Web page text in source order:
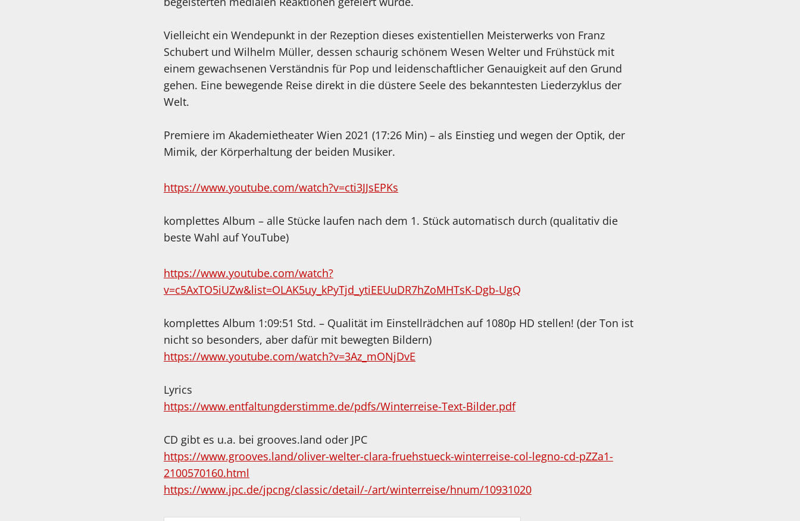
Vielleicht ein Wendepunkt in der Rezeption dieses existentiellen Meisterwerks von Franz
Schubert und Wilhelm Müller, dessen schaurig schönem Wesen Welter und Frühstück mit
einem gewachsenen Verständnis für Pop und leidenschaftlicher Genauigkeit auf den Grund
gehen. Eine bewegende Reise direkt in die düstere Seele des bekanntesten Liederzyklus der
Welt.
Premiere im Akademietheater Wien 2021 (17:26 Min) – als Einstieg und wegen der Optik, der
Mimik, der Körperhaltung der beiden Musiker.
https://www.youtube.com/watch?v=cti3JJsEPKs
komplettes Album – alle Stücke laufen nach dem 1. Stück automatisch durch (qualitativ die
beste Wahl auf YouTube)
https://www.youtube.com/watch?
v=c5AxTO5iUZw&list=OLAK5uy_kPyTjd_ytiEEUuDR7hZoMHTsK-Dgb-UgQ
komplettes Album 1:09:51 Std. – Qualität im Einstellrädchen auf 1080p HD stellen! (der Ton ist
nicht so besonders, aber dafür mit bewegten Bildern)
https://www.youtube.com/watch?v=3Az_mONjDvE
Lyrics
https://www.entfaltungderstimme.de/pdfs/Winterreise-Text-Bilder.pdf
CD gibt es u.a. bei grooves.land oder JPC
https://www.grooves.land/oliver-welter-clara-fruehstueck-winterreise-col-legno-cd-pZZa1-
2100570160.html
https://www.jpc.de/jpcng/classic/detail/-/art/winterreise/hnum/10931020